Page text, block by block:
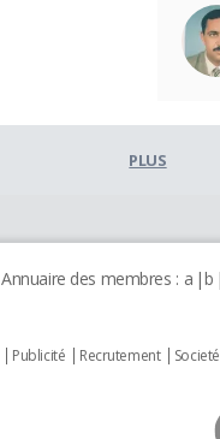
PLUS
Annuaire des membres : a b
Publicité Recrutement Societé